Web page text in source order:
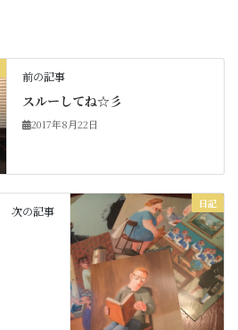
前の記事
スルーしてね☆彡
2017年8月22日
日記
次の記事